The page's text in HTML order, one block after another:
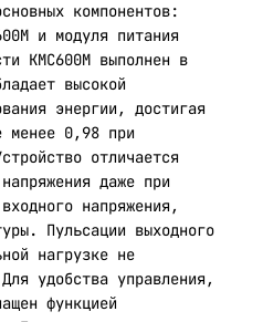
компонентов:
и модуля питания
КМС600М выполнен в
высокой
энергии, достигая
менее 0,98 при
отличается
даже при
напряжения,
Пульсации выходного
нагрузке не
удобства управления,
функцией